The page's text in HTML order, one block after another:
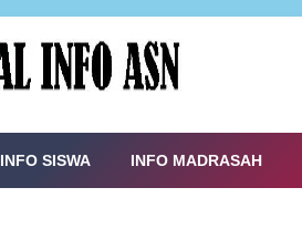
INFO SISWA INFO MADRASAH